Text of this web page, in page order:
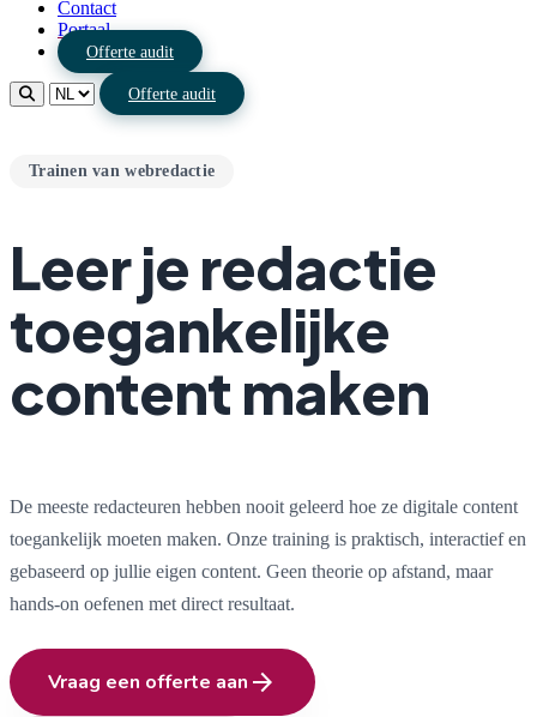
Contact
Portaal
Offerte audit
Offerte audit
Trainen van webredactie
Leer je redactie
toegankelijke
content maken
De meeste redacteuren hebben nooit geleerd hoe ze digitale content
toegankelijk moeten maken. Onze training is praktisch, interactief en
gebaseerd op jullie eigen content. Geen theorie op afstand, maar
hands-on oefenen met direct resultaat.
Vraag een offerte aan arrow_forward